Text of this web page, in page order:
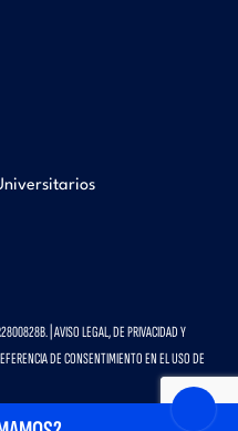
| AVISO LEGAL, DE PRIVACIDAD Y
DE CONSENTIMIENTO EN EL USO DE